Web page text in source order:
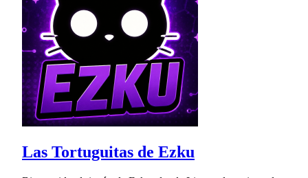
Las Tortuguitas de Ezku